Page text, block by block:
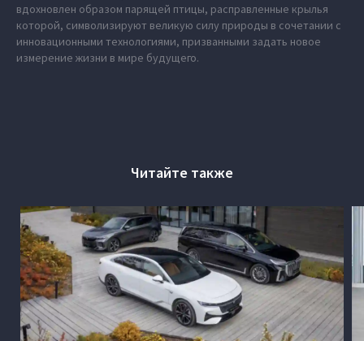
вдохновлен образом парящей птицы, расправленные крылья
которой, символизируют великую силу природы в сочетании с
инновационными технологиями, призванными задать новое
измерение жизни в мире будущего.
Читайте также